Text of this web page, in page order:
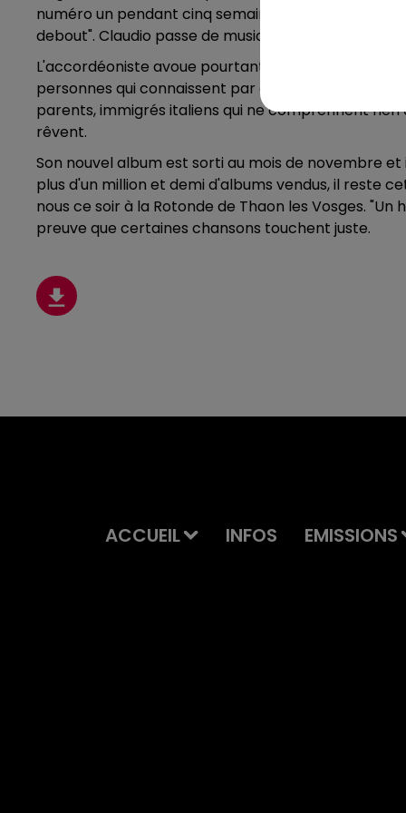
numéro un pendant cinq semaines, 400 000
debout". Claudio passe de musicien de rue à
L'accordéoniste avoue pourtant avoir été
personnes qui connaissent par cœur une chanson
parents, immigrés italiens qui ne comprennent rien
rêvent.
Son nouvel album est sorti au mois de novembre
plus d'un million et demi d'albums vendus, il reste
nous ce soir à la Rotonde de Thaon les Vosges.
preuve que certaines chansons touchent juste.
ACCUEIL INFOS EMISSIONS